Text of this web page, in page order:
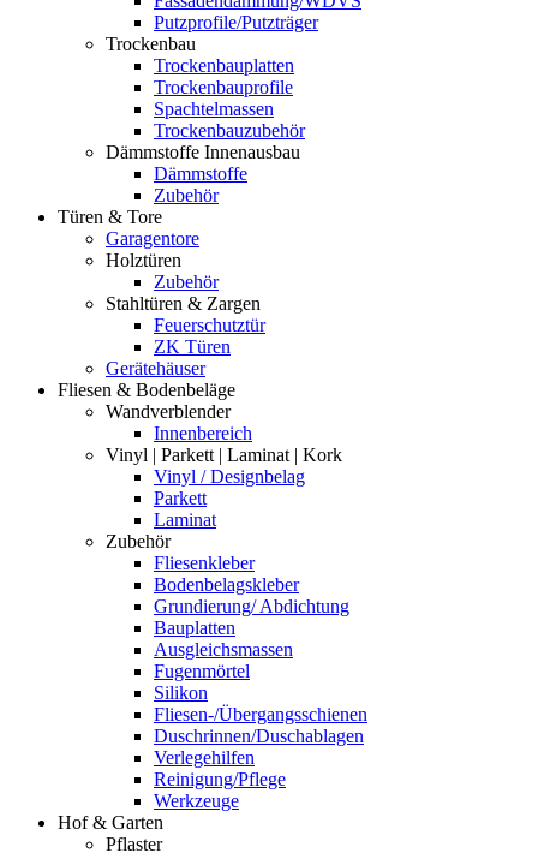
Putzprofile/Putzträger
Trockenbau
Trockenbauplatten
Trockenbauprofile
Spachtelmassen
Trockenbauzubehör
Dämmstoffe Innenausbau
Dämmstoffe
Zubehör
Türen & Tore
Garagentore
Holztüren
Zubehör
Stahltüren & Zargen
Feuerschutztür
ZK Türen
Gerätehäuser
Fliesen & Bodenbeläge
Wandverblender
Innenbereich
Vinyl | Parkett | Laminat | Kork
Vinyl / Designbelag
Parkett
Laminat
Zubehör
Fliesenkleber
Bodenbelagskleber
Grundierung/ Abdichtung
Bauplatten
Ausgleichsmassen
Fugenmörtel
Silikon
Fliesen-/Übergangsschienen
Duschrinnen/Duschablagen
Verlegehilfen
Reinigung/Pflege
Werkzeuge
Hof & Garten
Pflaster